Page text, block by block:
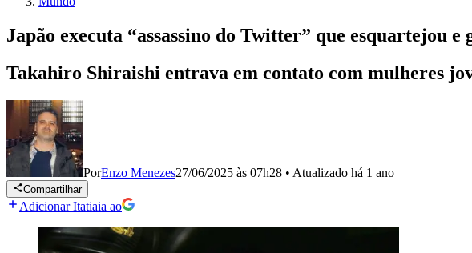
Japão executa “assassino do Twitter” que esquartejou e
Takahiro Shiraishi entrava em contato com mulheres
PorEnzo Menezes27/06/2025 às 07h28 • Atualizado há 1 ano
Compartilhar
Adicionar Itatiaia ao